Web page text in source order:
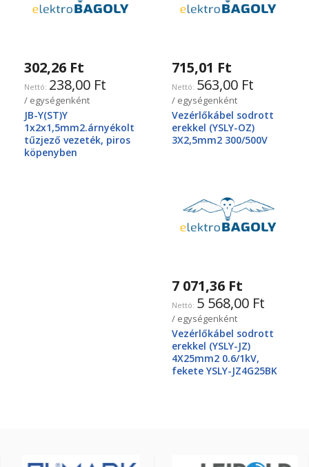
302,26 Ft
238,00 Ft
/ egységenként
JB-Y(ST)Y
1x2x1,5mm2.árnyékolt
tűzjező vezeték, piros
köpenyben
715,01 Ft
563,00 Ft
/ egységenként
Vezérlőkábel sodrott
erekkel (YSLY-OZ)
3X2,5mm2 300/500V
7 071,36 Ft
5 568,00 Ft
/ egységenként
Vezérlőkábel sodrott
erekkel (YSLY-JZ)
4X25mm2 0.6/1kV,
fekete YSLY-JZ4G25BK